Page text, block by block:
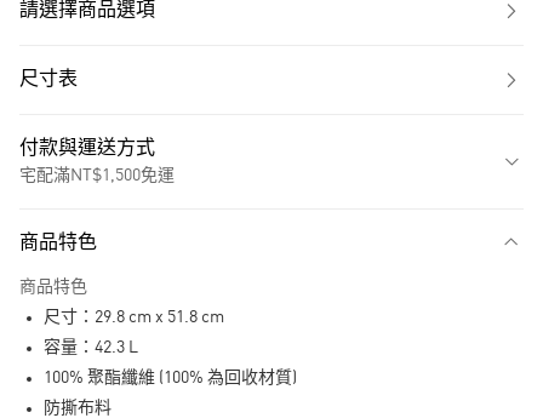
請選擇商品選項
尺寸表
付款與運送方式
宅配滿NT$1,500免運
街口支付
運送方式
商品特色
商品特色
尺寸：29.8 cm x 51.8 cm
容量：42.3 L
100% 聚酯纖維 (100% 為回收材質)
防撕布料